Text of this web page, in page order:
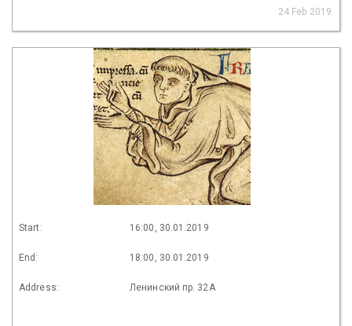
24 Feb 2019
Start: 16:00, 30.01.2019
End: 18:00, 30.01.2019
Address: Ленинский пр. 32А